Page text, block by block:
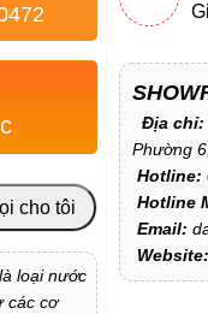
cho tôi
loại nước
các cơ
Địa chỉ:
Phường
Hotline:
Hotline
Email:
Website: